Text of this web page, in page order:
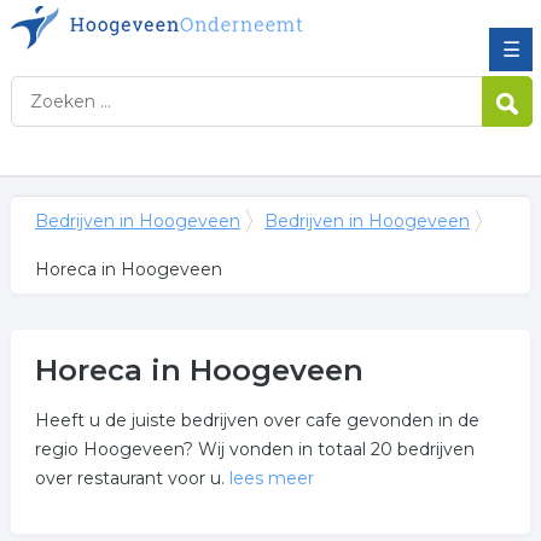
☰
Bedrijven in Hoogeveen Bedrijven in Hoogeveen
Horeca in Hoogeveen
Horeca in Hoogeveen
Heeft u de juiste bedrijven over cafe gevonden in de
regio Hoogeveen? Wij vonden in totaal 20 bedrijven
over restaurant voor u. lees meer